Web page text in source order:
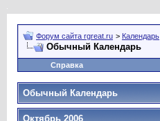
Форум сайта rgreat.ru > Календарь
Обычный Календарь
Справка
Обычный Календарь
Октябрь 2006